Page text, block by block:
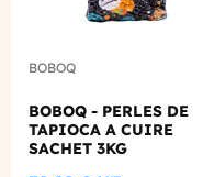
BOBOQ
BOBOQ - PERLES DE
TAPIOCA A CUIRE
SACHET 3KG